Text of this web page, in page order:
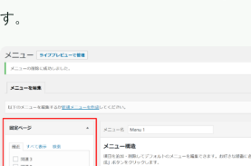
す。